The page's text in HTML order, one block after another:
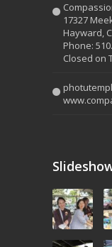
17327
Hayward,
Phone:
Closed on